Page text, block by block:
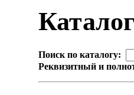
Поиск по каталогу:
Реквизитный и